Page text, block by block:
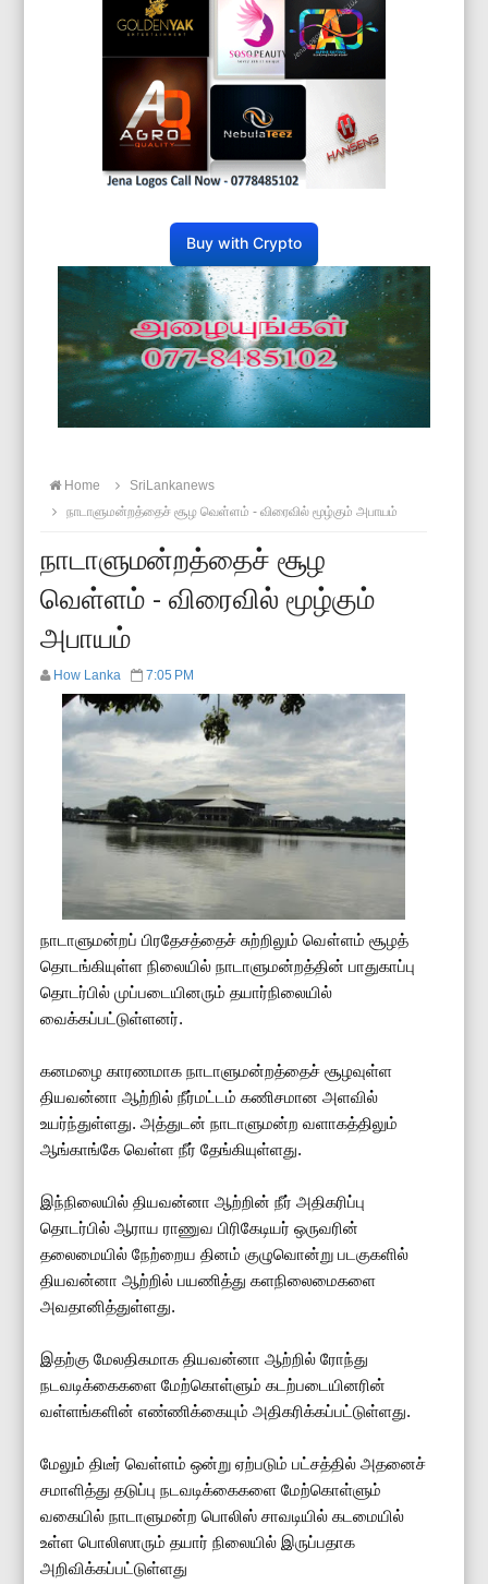
Buy with Crypto
Home
SriLankanews
நாடாளுமன்றத்தைச் சூழ வெள்ளம் - விரைவில் மூழ்கும் அபாயம்
நாடாளுமன்றத்தைச் சூழ
வெள்ளம் - விரைவில் மூழ்கும்
அபாயம்
How Lanka 7:05 PM
நாடாளுமன்றப் பிரதேசத்தைச் சுற்றிலும் வௌ்ளம் சூழத்
தொடங்கியுள்ள நிலையில் நாடாளுமன்றத்தின் பாதுகாப்பு
தொடர்பில் முப்படையினரும் தயார்நிலையில்
வைக்கப்பட்டுள்ளனர்.
கனமழை காரணமாக நாடாளுமன்றத்தைச் சூழவுள்ள
தியவன்னா ஆற்றில் நீர்மட்டம் கணிசமான அளவில்
உயர்ந்துள்ளது. அத்துடன் நாடாளுமன்ற வளாகத்திலும்
ஆங்காங்கே வெள்ள நீர் தேங்கியுள்ளது.
இந்நிலையில் தியவன்னா ஆற்றின் நீர் அதிகரிப்பு
தொடர்பில் ஆராய ராணுவ பிரிகேடியர் ஒருவரின்
தலைமையில் நேற்றைய தினம் குழுவொன்று படகுகளில்
தியவன்னா ஆற்றில் பயணித்து களநிலைமைகளை
அவதானித்துள்ளது.
இதற்கு மேலதிகமாக தியவன்னா ஆற்றில் ரோந்து
நடவடிக்கைகளை மேற்கொள்ளும் கடற்படையினரின்
வள்ளங்களின் எண்ணிக்கையும் அதிகரிக்கப்பட்டுள்ளது.
மேலும் திடீர் வெள்ளம் ஒன்று ஏற்படும் பட்சத்தில் அதனைச்
சமாளித்து தடுப்பு நடவடிக்கைகளை மேற்கொள்ளும்
வகையில் நாடாளுமன்ற பொலிஸ் சாவடியில் கடமையில்
உள்ள பொலிஸாரும் தயார் நிலையில் இருப்பதாக
அறிவிக்கப்பட்டுள்ளது